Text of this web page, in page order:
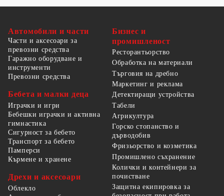
Автомобили и части
Части и аксесоари за
превозни средства
Гаражно оборудване и
инструменти
Превозни средства
Бебета и малки деца
Играчки и игри
Бебешки играчки и активна
гимнастика
Сигурност за бебето
Транспорт за бебето
Памперси
Кърмене и хранене
Дрехи и аксесоари
Облекло
Бизнес и
промишленост
Ресторантьорство
Обработка на материали
Търговия на дребно
Маркетинг и реклама
Детектиращи устройства
Табели
Агрикултура
Горско стопанство и
дърводобив
Фризьорство и козметика
Промишлено съхранение
Колички и контейнери за
почистване
Защитна екипировка за